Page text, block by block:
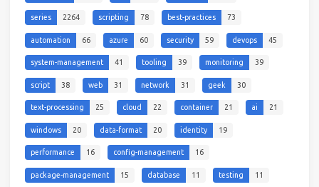
series 2264 scripting 78 best-practices 73
automation 66 azure 60 security 59 devops 45
system-management 41 tooling 39 monitoring 39
script 38 web 31 network 31 geek 30
text-processing 25 cloud 22 container 21 ai 21
windows 20 data-format 20 identity 19
performance 16 config-management 16
package-management 15 database 11 testing 11